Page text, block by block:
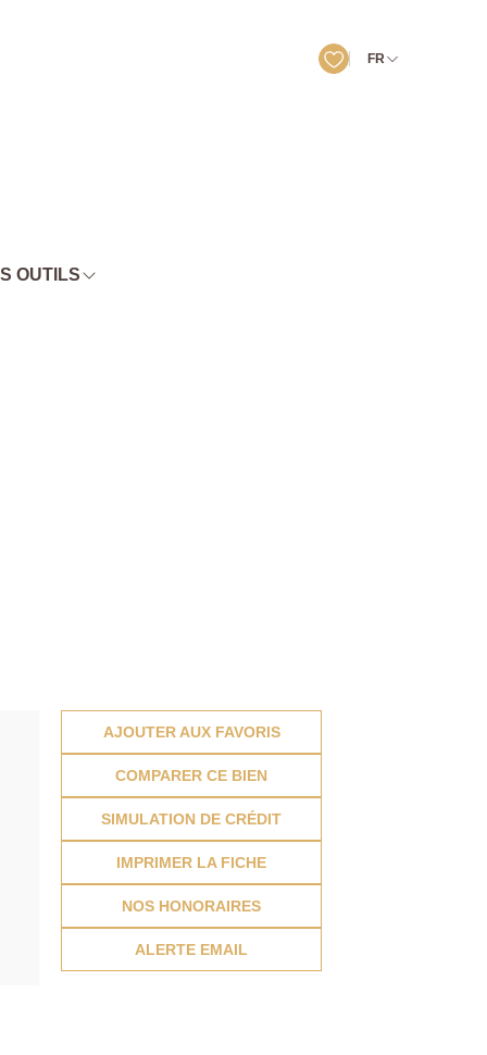
FR
OUTILS
AJOUTER AUX FAVORIS
COMPARER CE BIEN
SIMULATION DE CRÉDIT
IMPRIMER LA FICHE
NOS HONORAIRES
ALERTE EMAIL